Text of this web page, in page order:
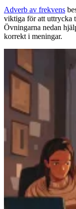
Adverb av frekvens
viktiga för att uttrycka
Övningarna nedan
korrekt i meningar.